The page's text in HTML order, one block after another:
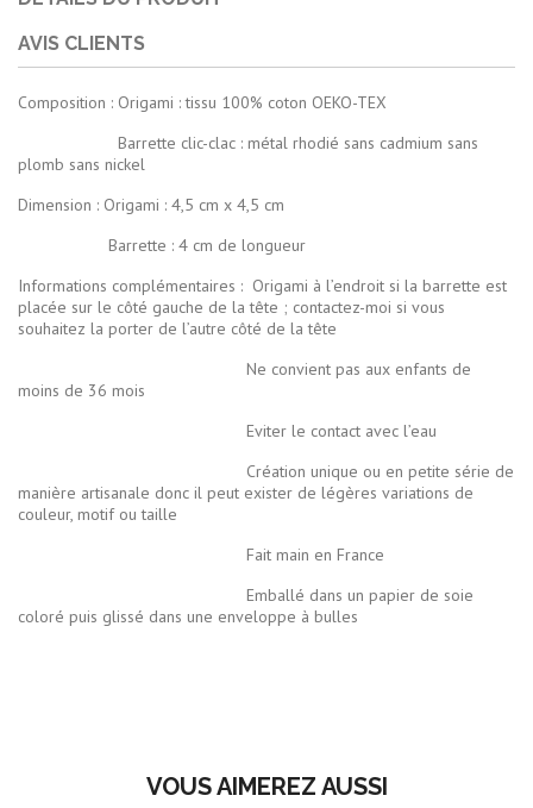
AVIS CLIENTS
Composition : Origami : tissu 100% coton OEKO-TEX
Barrette clic-clac : métal rhodié sans cadmium sans
plomb sans nickel
Dimension : Origami : 4,5 cm x 4,5 cm
Barrette : 4 cm de longueur
Informations complémentaires : Origami à l’endroit si la barrette est
placée sur le côté gauche de la tête ; contactez-moi si vous
souhaitez la porter de l’autre côté de la tête
Ne convient pas aux enfants de
moins de 36 mois
Eviter le contact avec l’eau
Création unique ou en petite série de
manière artisanale donc il peut exister de légères variations de
couleur, motif ou taille
Fait main en France
Emballé dans un papier de soie
coloré puis glissé dans une enveloppe à bulles
VOUS AIMEREZ AUSSI